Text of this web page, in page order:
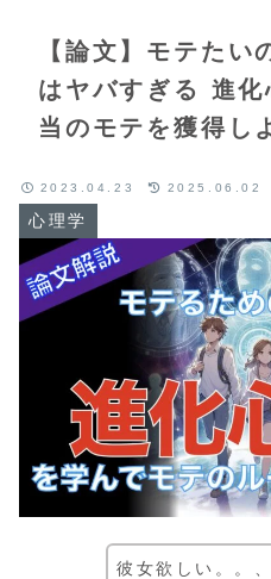
【論文】モテたい
はヤバすぎる 進
当のモテを獲得し
心理学
2023.04.23 2025.06.02
彼女欲しい。。、